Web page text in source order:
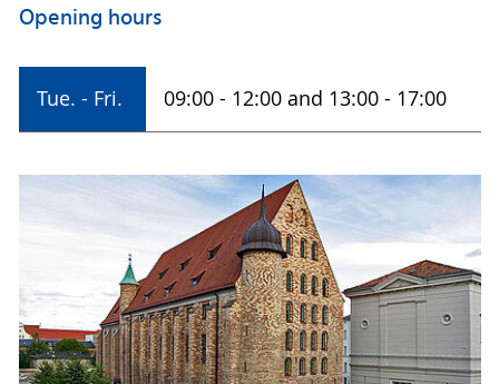
Tel.: +49 381 498-8724
fachbibliothek-thephi.ub
Opening hours
Tue. - Fri. 09:00 - 12:00 and 13:00 - 17:00